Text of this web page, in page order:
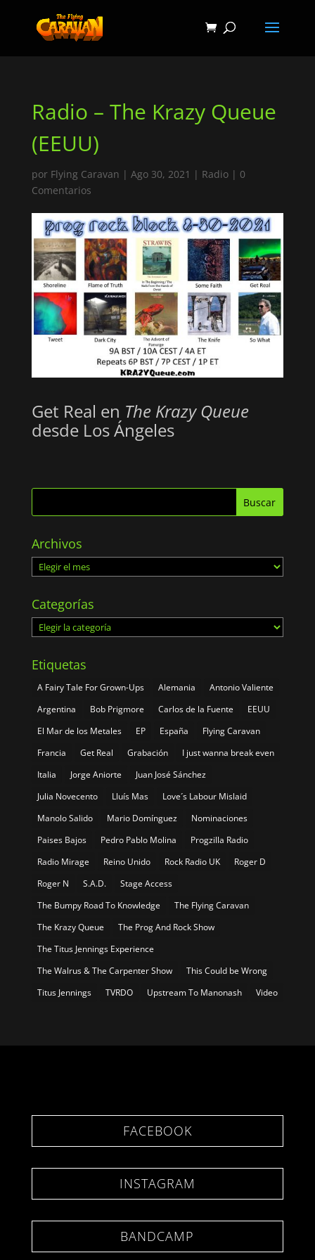
Radio – The Krazy Queue
(EEUU)
por Flying Caravan | Ago 30, 2021 | Radio| 0
Comentarios
Get Real en The Krazy Queue
desde Los Ángeles
Archivos
Archivos
Categorías
Categorías
Etiquetas
A Fairy Tale For Grown-Ups Alemania
Antonio Valiente
Argentina
Bob Prigmore Carlos de la Fuente
EEUU
El Mar de los Metales
EP España
Flying Caravan
Francia
Get Real Grabación
I just wanna break even
Italia
Jorge Aniorte
Juan José Sánchez
Julia Novecento
Lluís Mas
Love´s Labour Mislaid
Manolo Salido
Mario Domínguez
Nominaciones
Paises Bajos
Pedro Pablo Molina
Progzilla Radio
Radio Mirage
Reino Unido Rock Radio UK
Roger D
Roger N
S.A.D.
Stage Access
The Bumpy Road To Knowledge
The Flying Caravan
The Krazy Queue
The Prog And Rock Show
The Titus Jennings Experience
The Walrus & The Carpenter Show
This Could be Wrong
Titus Jennings
TVRDO Upstream To Manonash Video
FACEBOOK
INSTAGRAM
BANDCAMP